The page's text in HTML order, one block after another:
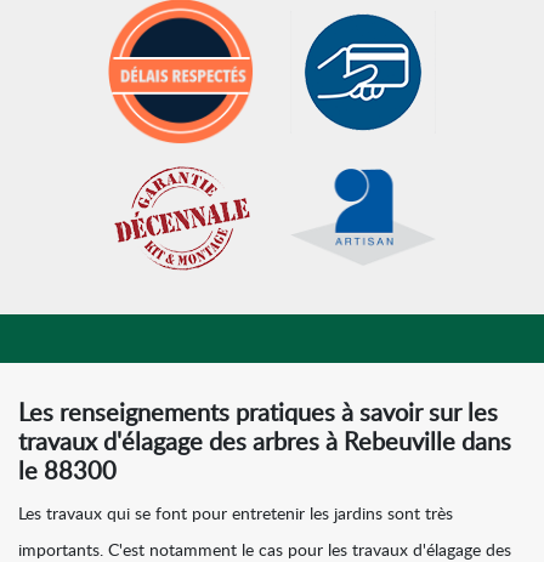
Les renseignements pratiques à savoir sur les
travaux d'élagage des arbres à Rebeuville dans
le 88300
Les travaux qui se font pour entretenir les jardins sont très
importants. C'est notamment le cas pour les travaux d'élagage des